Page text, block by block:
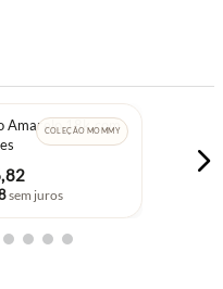
COLEÇÃO MOMMY
Amarelo 18k com
,82
sem juros